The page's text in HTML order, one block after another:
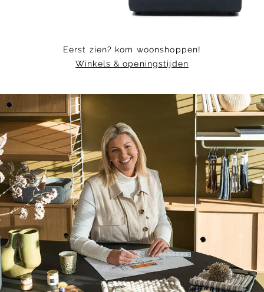
Eerst zien? kom woonshoppen!
Winkels & openingstijden